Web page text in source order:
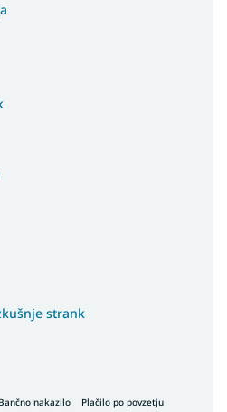
strank
Bančno nakazilo Plačilo po povzetju